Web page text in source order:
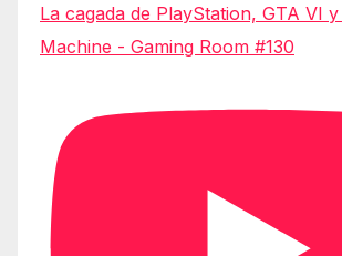
La cagada de PlayStation, GTA VI
Machine - Gaming Room #130